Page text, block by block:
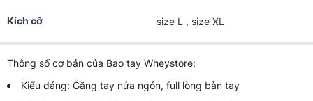
Kích cỡ size L , size XL
Thông số cơ bản của Bao tay Wheystore:
Kiểu dáng: Găng tay nửa ngón, full lòng bàn tay